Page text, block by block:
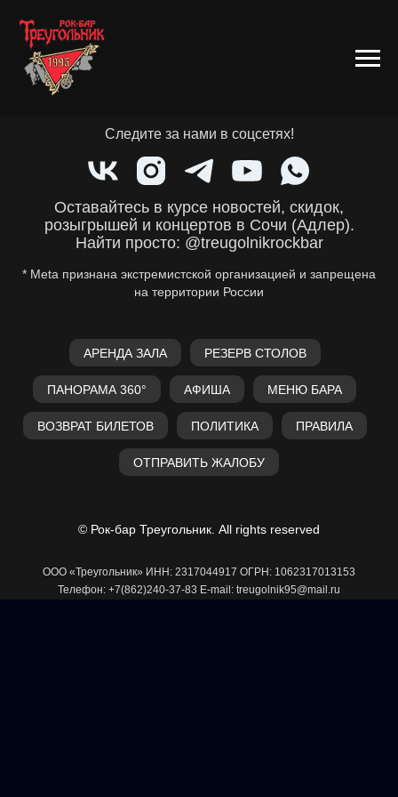
Следите за нами в соцсетях!
Оставайтесь в курсе новостей, скидок,
розыгрышей и концертов в Сочи (Адлер).
Найти просто: @treugolnikrockbar
* Meta признана экстремистской организацией и запрещена
на территории России
АРЕНДА ЗАЛА РЕЗЕРВ СТОЛОВ
ПАНОРАМА 360° АФИША МЕНЮ БАРА
ВОЗВРАТ БИЛЕТОВ ПОЛИТИКА ПРАВИЛА
ОТПРАВИТЬ ЖАЛОБУ
© Рок-бар Треугольник. All rights reserved
ООО «Треугольник» ИНН: 2317044917 ОГРН: 1062317013153
Телефон: +7(862)240-37-83 E-mail: treugolnik95@mail.ru